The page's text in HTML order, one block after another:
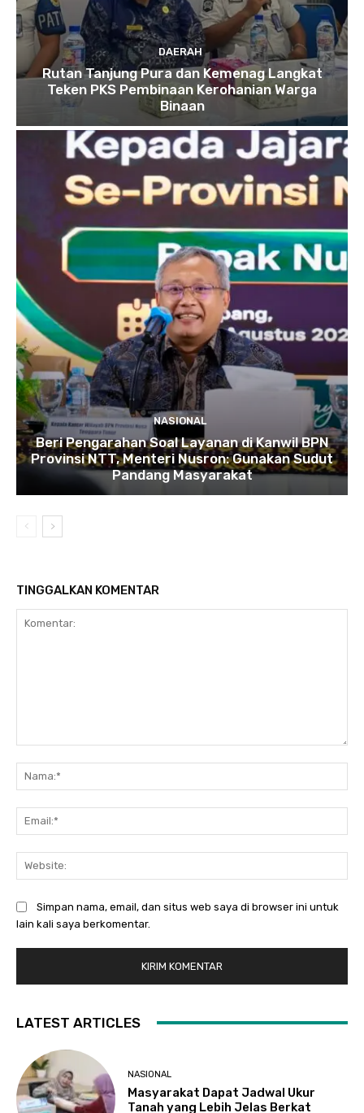
DAERAH
Rutan Tanjung Pura dan Kemenag Langkat
Teken PKS Pembinaan Kerohanian Warga
Binaan
NASIONAL
Beri Pengarahan Soal Layanan di Kanwil BPN
Provinsi NTT, Menteri Nusron: Gunakan Sudut
Pandang Masyarakat
TINGGALKAN KOMENTAR
Simpan nama, email, dan situs web saya di browser ini untuk
lain kali saya berkomentar.
LATEST ARTICLES
NASIONAL
Masyarakat Dapat Jadwal Ukur
Tanah yang Lebih Jelas Berkat